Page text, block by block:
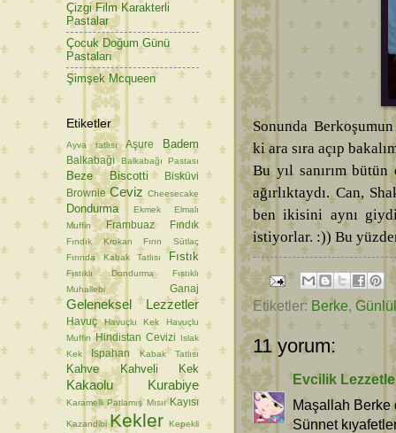
Sonunda
ki ara sıra açıp
Bu yıl sanırım
ağırlıktaydı. Can,
ben ikisini aynı
istiyorlar. :)) Bu
Etiketler: Berke,
11 yorum:
Evcilik
Maşallah Berke
Sünnet
Çizgi Film Karakterli
Pastalar
Çocuk Doğum Günü
Pastaları
Şimşek Mcqueen
Etiketler
Ayva tatlısı Aşure Badem
Balkabağı Balkabağı Pastası
Beze Biscotti
Bisküvi
Brownie Ceviz Cheesecake
Dondurma Ekmek
Elmalı
Muffin
Frambuaz Fındık
Fındık Krokan
Fırın Sütlaç
Fırında Kabak Tatlısı
Fıstık
Fıstıklı Dondurma
Fıstıklı
Muhallebi
Ganaj
Geleneksel Lezzetler
Havuç Havuçlu Kek
Havuçlu
Muffin Hindistan Cevizi
Islak
Kek
Ispahan Kabak Tatlısı
Kahve Kahveli Kek
Kakaolu Kurabiye
Karamelli Patlamış Mısır Kayısı
Kazandibi Kekler Kepekli